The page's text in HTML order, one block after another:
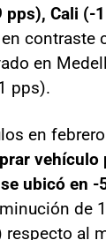
pps), Cali (-
en contraste
en
pps).
en
vehículo
ubicó en -
de
al